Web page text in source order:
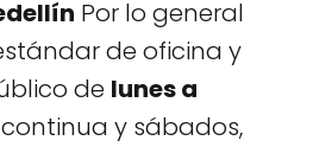
Por lo general
de oficina y
de lunes a
y sábados,